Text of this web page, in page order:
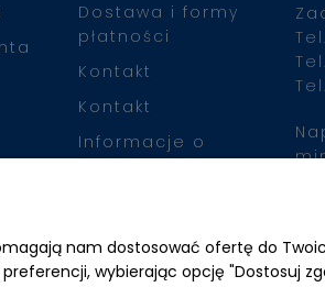
Dostawa i formy
płatności
Kontakt
Kontakt
Informacje o
nam dostosować ofertę do
wybierając opcję "Dostosuj